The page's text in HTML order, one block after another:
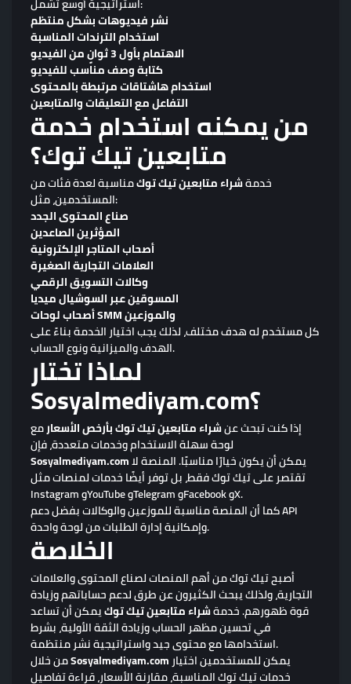
نشر فيديوهات بشكل منتظم
استخدام الترندات المناسبة
الاهتمام بأول 3 ثوانٍ من الفيديو
كتابة وصف مناسب للفيديو
استخدام هاشتاقات مرتبطة بالمحتوى
التفاعل مع التعليقات والمتابعين
من يمكنه استخدام خدمة
متابعين تيك توك؟
خدمةشراء متابعين تيك توكمناسبة لعدة فئات من
المستخدمين، مثل:
صناع المحتوى الجدد
المؤثرين الصاعدين
أصحاب المتاجر الإلكترونية
العلامات التجارية الصغيرة
وكالات التسويق الرقمي
المسوقين عبر السوشيال ميديا
أصحاب لوحات SMM والموزعين
كل مستخدم له هدف مختلف، لذلك يجب اختيار الخدمة بناءً على
الهدف والميزانية ونوع الحساب.
لماذا تختار
Sosyalmediyam.com؟
إذا كنت تبحث عنشراء متابعين تيك توك بأرخص الأسعارمع
لوحة سهلة الاستخدام وخدمات متعددة، فإن
Sosyalmediyam.com
تقتصر على تيك توك فقط، بل توفر أيضًا خدمات لمنصات مثل
Instagram وYouTube وTelegram وFacebook وX.
كما أن المنصة مناسبة للموزعين والوكالات بفضل دعم API
وإمكانية إدارة الطلبات من لوحة واحدة.
الخلاصة
أصبح تيك توك من أهم المنصات لصناع المحتوى والعلامات
التجارية، ولذلك يبحث الكثيرون عن طرق لدعم حساباتهم وزيادة
قوة ظهورهم. خدمةشراء متابعين تيك توكيمكن أن تساعد
في تحسين مظهر الحساب وزيادة الثقة الأولية، بشرط
استخدامها مع محتوى جيد واستراتيجية نشر منتظمة.
Sosyalmediyam.com
خدمات تيك توك المناسبة، مقارنة الأسعار، قراءة تفاصيل